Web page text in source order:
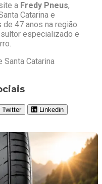
a Fredy Pneus,
Catarina e
47 anos na região.
especializado e
Santa Catarina
Twitter Linkedin